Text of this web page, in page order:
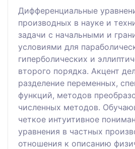
Дифференциальные
производных в науке и
задачи с начальными и
условиями для
гиперболических и
второго порядка. Акцент
разделение переменных,
функций, методов
численных методов.
четкое интуитивное
уравнения в частных
отношения к описанию